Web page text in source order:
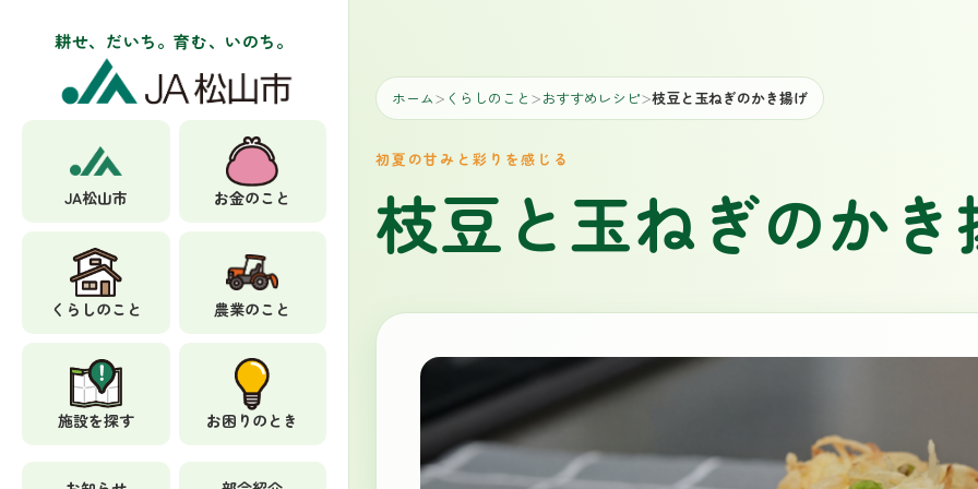
耕せ、だいち。育む、いのち。
JA松山市 お金のこと
くらしのこと 農業のこと
施設を探す お困りのとき
ホーム ＞ くらしのこと ＞ おすすめレシピ＞枝豆と玉ねぎのかき揚げ
初夏の甘みと彩りを感じる
枝豆と玉ねぎのかき